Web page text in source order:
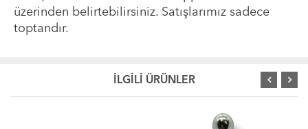
üzerinden belirtebilirsiniz. Satışlarımız sadece
toptandır.
İLGİLİ ÜRÜNLER